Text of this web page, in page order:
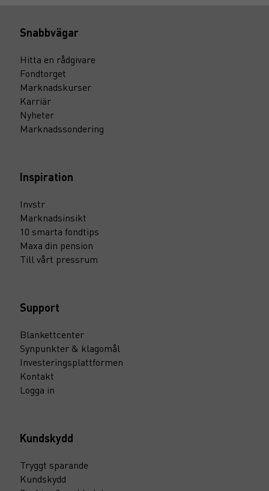
Snabbvägar
Hitta en rådgivare
Fondtorget
Marknadskurser
Karriär
Nyheter
Marknadssondering
Inspiration
Invstr
Marknadsinsikt
10 smarta fondtips
Maxa din pension
Till vårt pressrum
Support
Blankettcenter
Synpunkter & klagomål
Investeringsplattformen
Kontakt
Logga in
Kundskydd
Tryggt sparande
Kundskydd